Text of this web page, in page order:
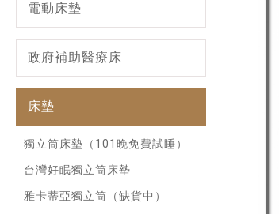
電動床墊
政府補助醫療床
床墊
獨立筒床墊（101晚免費試睡）
台灣好眠獨立筒床墊
雅卡蒂亞獨立筒（缺貨中）